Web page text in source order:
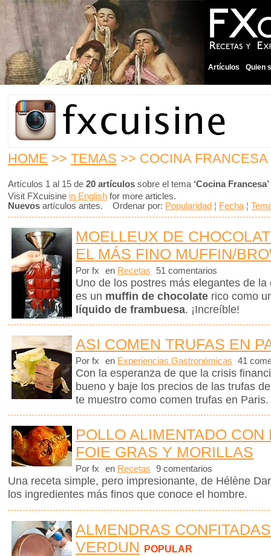
Artículos Quien
HOME >> TEMAS >> COCINA FRANCESA
Artículos 1 al 15 de 20 artículos sobre el tema ‘Cocina Francesa’
Visit FXcuisine in English for more articles.
Nuevos artículos antes. Ordenar por: Popularidad ¦ Fecha ¦
MOELLEUX DE
EL MÁS FINO MUFFIN/
Por fx en Recetas 51 comentarios
Uno de los postres más elegantes de
es un muffin de chocolate rico como
líquido de frambuesa. ¡Increíble!
ASI COMEN TRUFAS EN
Por fx en Experiencias Gastronómicas 41
Con la esperanza de que la crisis
bueno y baje los precios de las trufas
te muestro como comen trufas en Paris.
POLLO ALIMENTADO
FOIE GRAS Y MORILLAS
Por fx en Recetas 9 comentarios
Una receta simple, pero impresionante, de Hélène
los ingredientes más finos que conoce el hombre.
ALMENDRAS
VERDUN POPULAR